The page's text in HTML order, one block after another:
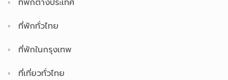
ที่พักทั่วไทย
ที่พักในกรุงเทพ
ที่เที่ยวทั่วไทย